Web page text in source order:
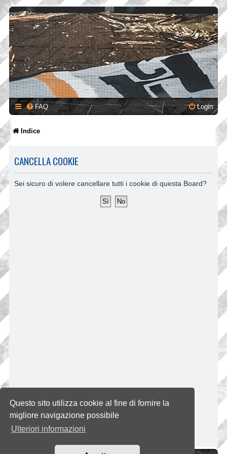
Questo sito utilizza cookie al fine di fornire la
migliore navigazione possibile
Ulteriori informazioni
FAQ Login
Indice
CANCELLA COOKIE
Sei sicuro di volere cancellare tutti i cookie di questa Board?